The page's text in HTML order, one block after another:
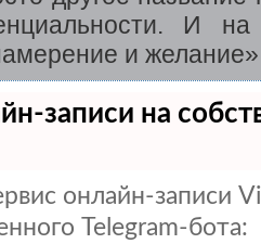
И
и
записи на
онлайн-записи
Telegram-бота: